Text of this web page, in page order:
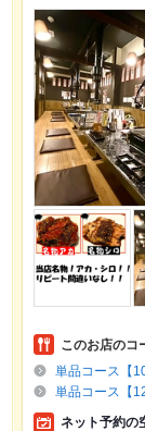
このお店のコ
単品コース【
単品コース【
ネット予約の